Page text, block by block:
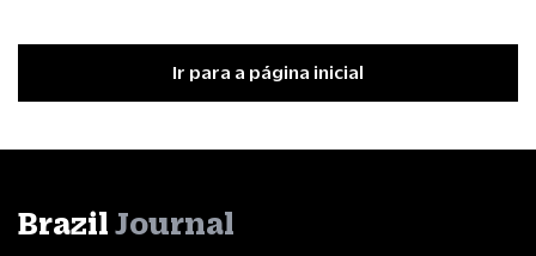
Ir para a página inicial
Brazil Journal